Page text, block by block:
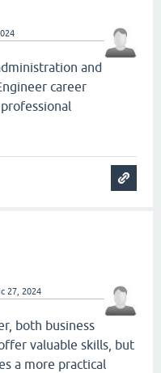
and
career
27, 2024
both business
valuable skills, but
a more practical